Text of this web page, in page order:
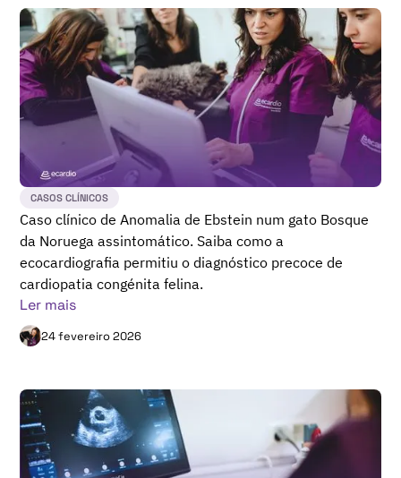
CASOS CLÍNICOS
Caso clínico de Anomalia de Ebstein num gato Bosque
da Noruega assintomático. Saiba como a
ecocardiografia permitiu o diagnóstico precoce de
cardiopatia congénita felina.
Ler mais
24 fevereiro 2026